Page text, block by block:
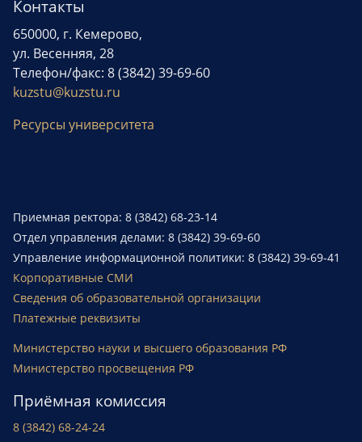
Контакты
650000, г. Кемерово,
ул. Весенняя, 28
Телефон/факс: 8 (3842) 39-69-60
kuzstu@kuzstu.ru
Ресурсы университета
Приемная ректора: 8 (3842) 68-23-14
Отдел управления делами: 8 (3842) 39-69-60
Управление информационной политики: 8 (3842) 39-69-41
Корпоративные СМИ
Сведения об образовательной организации
Платежные реквизиты
Министерство науки и высшего образования РФ
Министерство просвещения РФ
Приёмная комиссия
8 (3842) 68-24-24